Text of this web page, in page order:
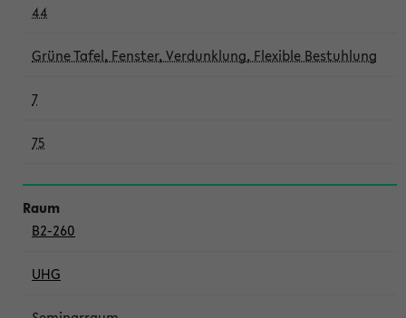
44
Grüne Tafel, Fenster, Verdunklung, Flexible Bestuhlung
7
75
B2-260
UHG